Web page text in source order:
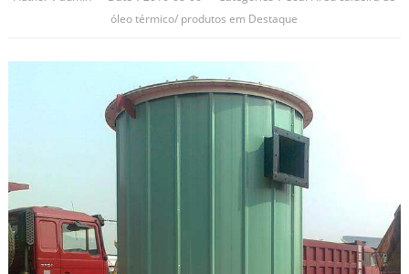
óleo térmico/ produtos em Destaque